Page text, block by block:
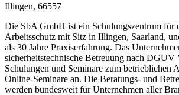
Illingen, 66557
Die SbA GmbH ist ein Schulungszentrum für
Arbeitsschutz mit Sitz in Illingen, Saarland,
als 30 Jahre Praxiserfahrung. Das
sicherheitstechnische Betreuung nach
Schulungen und Seminare zum betrieblichen
Online-Seminare an. Die Beratungs- und
werden bundesweit für Unternehmen aller